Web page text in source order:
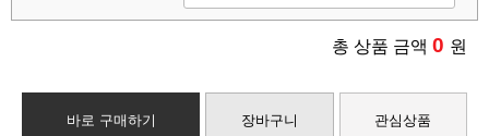
총 상품 금액 0 원
바로 구매하기 장바구니 관심상품